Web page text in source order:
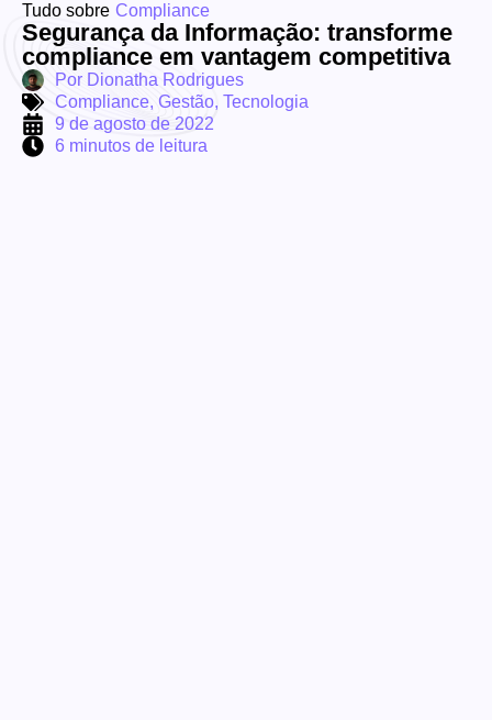
Tudo sobre Compliance
Segurança da Informação: transforme
compliance em vantagem competitiva
Por Dionatha Rodrigues
Compliance, Gestão, Tecnologia
9 de agosto de 2022
6 minutos de leitura